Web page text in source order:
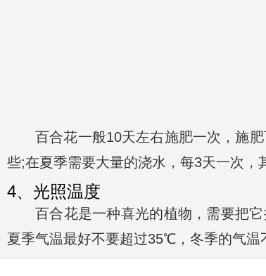
百合花一般10天左右施肥一次，施
些;在夏季需要大量的浇水，每3天一次，
4、光照温度
百合花是一种喜光的植物，需要把
夏季气温最好不要超过35℃，冬季的气温